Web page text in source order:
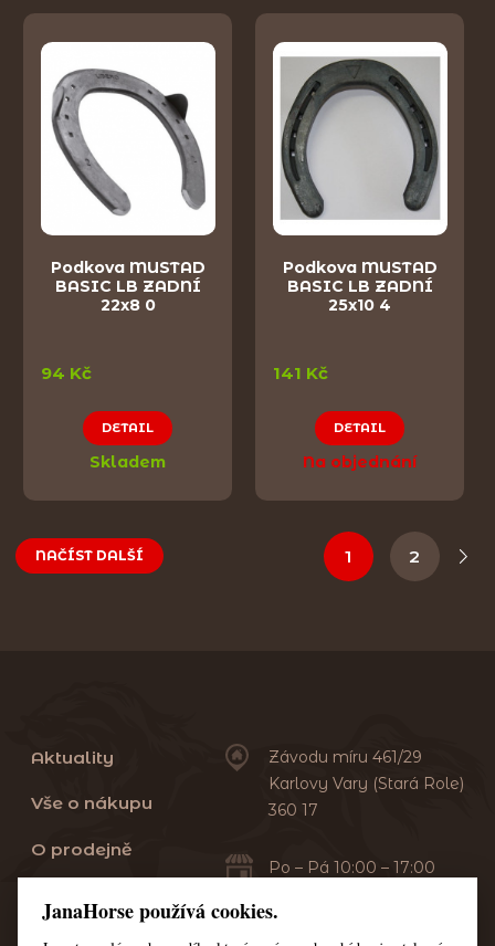
Podkova MUSTAD
BASIC LB ZADNÍ
22x8 0
94 Kč
DETAIL
Skladem
Podkova MUSTAD
BASIC LB ZADNÍ
25x10 4
141 Kč
DETAIL
Na objednání
NAČÍST DALŠÍ 1 2
Aktuality
Vše o nákupu
O prodejně
Servis
Závodu míru 461/29
Karlovy Vary (Stará Role)
360 17
Po – Pá 10:00 – 17:00
JanaHorse používá cookies.